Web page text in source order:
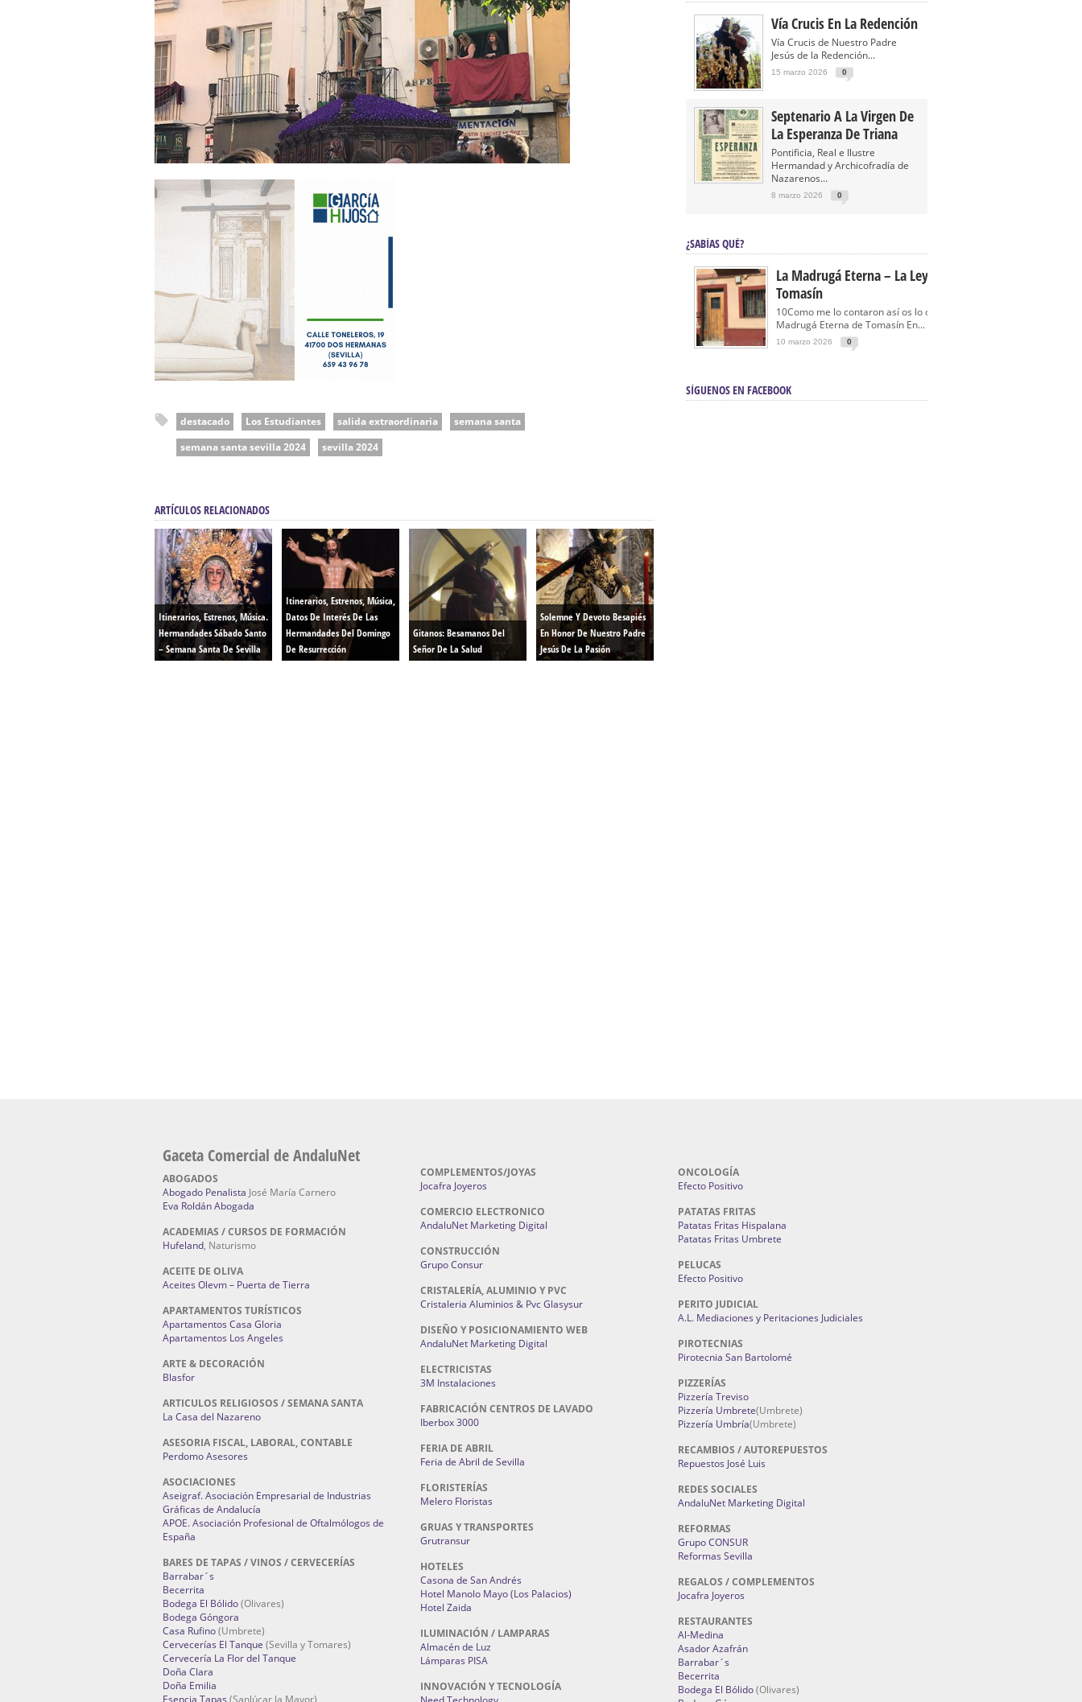
destacado Los Estudiantes salida extraordinaria
semana santa
semana santa sevilla 2024
sevilla 2024
ARTÍCULOS RELACIONADOS
Itinerarios, Estrenos, Música.
Hermandades Sábado Santo
– Semana Santa De Sevilla
Itinerarios, Estrenos, Música,
Datos De Interés De Las
Hermandades Del Domingo
De Resurrección
Gitanos: Besamanos Del
Señor De La Salud
Solemne Y Devoto Besapiés
En Honor De Nuestro Padre
Jesús De La Pasión
Vía Crucis En La Redención
Vía Crucis de Nuestro Padre
Jesús de la Redención...
15 marzo 2026 0
Septenario A La Virgen De
La Esperanza De Triana
Pontificia, Real e Ilustre
Hermandad y Archicofradía de
Nazarenos...
8 marzo 2026 0
¿SABÍAS QUÉ?
La Madrugá Eterna – La Leyenda De
Tomasín
10Como me lo contaron así os lo cuento… La
Madrugá Eterna de Tomasín En...
10 marzo 2026 0
SÍGUENOS EN FACEBOOK
Gaceta Comercial de AndaluNet
ABOGADOS
Abogado Penalista José María Carnero
Eva Roldán Abogada
ACADEMIAS / CURSOS DE FORMACIÓN
Hufeland, Naturismo
ACEITE DE OLIVA
Aceites Olevm – Puerta de Tierra
APARTAMENTOS TURÍSTICOS
Apartamentos Casa Gloria
Apartamentos Los Angeles
ARTE & DECORACIÓN
Blasfor
ARTICULOS RELIGIOSOS / SEMANA SANTA
La Casa del Nazareno
ASESORIA FISCAL, LABORAL, CONTABLE
Perdomo Asesores
ASOCIACIONES
Aseigraf. Asociación Empresarial de Industrias
Gráficas de Andalucía
APOE. Asociación Profesional de Oftalmólogos de
España
BARES DE TAPAS / VINOS / CERVECERÍAS
Barrabar´s
Becerrita
Bodega El Bólido(Olivares)
Bodega Góngora
Casa Rufino(Umbrete)
Cervecerías El Tanque (Sevilla y Tomares)
Cervecería La Flor del Tanque
Doña Clara
Doña Emilia
Esencia Tapas (Sanlúcar la Mayor)
COMPLEMENTOS/JOYAS
Jocafra Joyeros
COMERCIO ELECTRONICO
AndaluNet Marketing Digital
CONSTRUCCIÓN
Grupo Consur
CRISTALERÍA, ALUMINIO Y PVC
Cristaleria Aluminios & Pvc Glasysur
DISEÑO Y POSICIONAMIENTO WEB
AndaluNet Marketing Digital
ELECTRICISTAS
3M Instalaciones
FABRICACIÓN CENTROS DE LAVADO
Iberbox 3000
FERIA DE ABRIL
Feria de Abril de Sevilla
FLORISTERÍAS
Melero Floristas
GRUAS Y TRANSPORTES
Grutransur
HOTELES
Casona de San Andrés
Hotel Manolo Mayo (Los Palacios)
Hotel Zaida
ILUMINACIÓN / LAMPARAS
Almacén de Luz
Lámparas PISA
INNOVACIÓN Y TECNOLOGÍA
ONCOLOGÍA
Efecto Positivo
PATATAS FRITAS
Patatas Fritas Hispalana
Patatas Fritas Umbrete
PELUCAS
Efecto Positivo
PERITO JUDICIAL
A.L. Mediaciones y Peritaciones Judiciales
PIROTECNIAS
Pirotecnia San Bartolomé
PIZZERÍAS
Pizzería Treviso
Pizzería Umbrete(Umbrete)
Pizzería Umbría(Umbrete)
RECAMBIOS / AUTOREPUESTOS
Repuestos José Luis
REDES SOCIALES
AndaluNet Marketing Digital
REFORMAS
Grupo CONSUR
Reformas Sevilla
REGALOS / COMPLEMENTOS
Jocafra Joyeros
RESTAURANTES
Al-Medina
Asador Azafrán
Barrabar´s
Becerrita
Bodega El Bólido(Olivares)